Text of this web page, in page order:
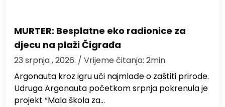
MURTER: Besplatne eko radionice za
djecu na plaži Čigrađa
23 srpnja , 2026. / Vrijeme čitanja: 2min
Argonauta kroz igru uči najmlađe o zaštiti prirode.
Udruga Argonauta početkom srpnja pokrenula je
projekt “Mala škola za…